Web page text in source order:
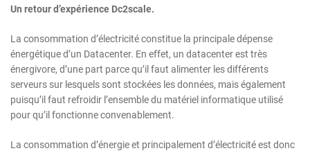
Un retour d’expérience Dc2scale.
La consommation d’électricité constitue la principale dépense
énergétique d’un Datacenter. En effet, un datacenter est très
énergivore, d’une part parce qu’il faut alimenter les différents
serveurs sur lesquels sont stockées les données, mais également
puisqu’il faut refroidir l’ensemble du matériel informatique utilisé
pour qu’il fonctionne convenablement.
La consommation d’énergie et principalement d’électricité est donc